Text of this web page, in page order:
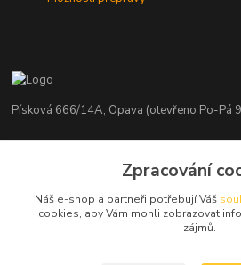
Písková 666/14A, Opava (otevřeno Po-Pá
+420 776 839 986
info@nosice.com
Zpracování
Náš e-shop a partneři potřebují Váš
cookies, aby Vám mohli zobrazovat
zájmů.